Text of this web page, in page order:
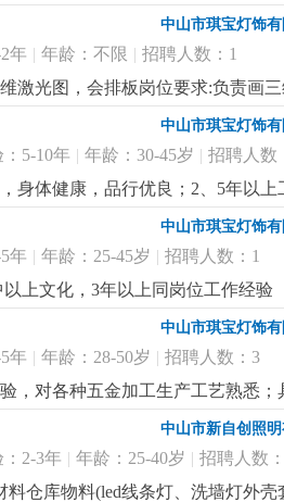
工程灯、非标灯饰）装配流程优先
中山市琪宝灯饰
年 | 年龄：不限 | 招聘人数：1
激光图，会排板岗位要求:负责画
中山市琪宝灯饰
5-10年 | 年龄：30-45岁 | 招聘人数
身体健康，品行优良；2、5年以
，员工激励手法熟练；4、有
帮助下属成长经验丰富；更详细 ...
中山市琪宝灯饰
年 | 年龄：25-45岁 | 招聘人数：1
上文化，3年以上同岗位工作经
先。更详细...
中山市琪宝灯饰
年 | 年龄：28-50岁 | 招聘人数：3
，对各种五金加工生产工艺熟悉
更详细...
中山市新自创照
2-3年 | 年龄：25-40岁 | 招聘人数
料仓库物料(led线条灯、洗墙灯外